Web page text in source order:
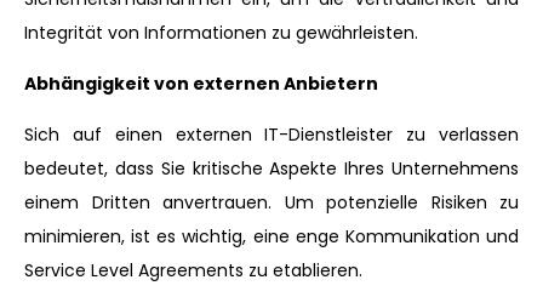
Integrität von Informationen zu gewährleisten.
Abhängigkeit von externen Anbietern
Sich auf einen externen IT-Dienstleister zu verlassen
bedeutet, dass Sie kritische Aspekte Ihres Unternehmens
einem Dritten anvertrauen. Um potenzielle Risiken zu
minimieren, ist es wichtig, eine enge Kommunikation und
Service Level Agreements zu etablieren.